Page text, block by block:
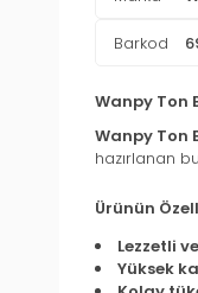
Barkod
Wanpy Ton
Wanpy Ton
hazırlanan
Ürünün
Lezzetli
Yüksek